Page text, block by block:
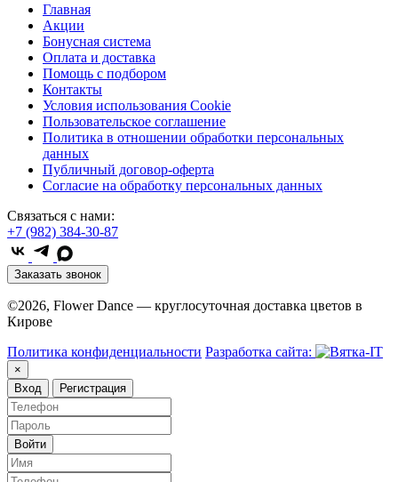
Главная
Акции
Бонусная система
Оплата и доставка
Помощь с подбором
Контакты
Условия использования Cookie
Пользовательское соглашение
Политика в отношении обработки персональных
данных
Публичный договор-оферта
Согласие на обработку персональных данных
Связаться с нами:
+7 (982) 384-30-87
Заказать звонок
©2026, Flower Dance — круглосуточная доставка цветов в
Кирове
Политика конфиденциальности Разработка сайта:
×
Вход
Регистрация
Войти